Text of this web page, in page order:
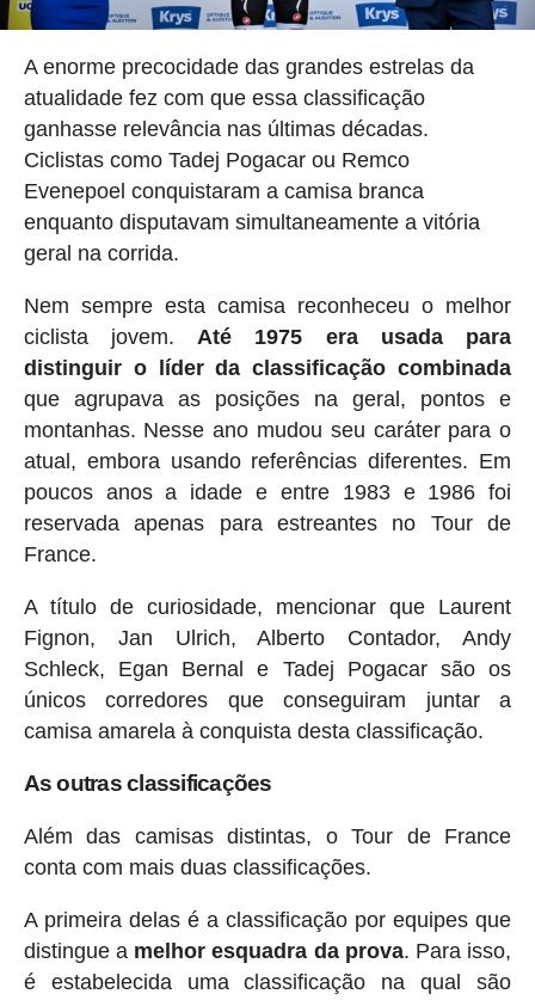
A enorme precocidade das grandes estrelas da
atualidade fez com que essa classificação
ganhasse relevância nas últimas décadas.
Ciclistas como Tadej Pogacar ou Remco
Evenepoel conquistaram a camisa branca
enquanto disputavam simultaneamente a vitória
geral na corrida.
Nem sempre esta camisa reconheceu o melhor
ciclista jovem.Até 1975 era usada para
distinguir o líder da classificação combinada
que agrupava as posições na geral, pontos e
montanhas. Nesse ano mudou seu caráter para o
atual, embora usando referências diferentes. Em
poucos anos a idade e entre 1983 e 1986 foi
reservada apenas para estreantes no Tour de
France.
A título de curiosidade, mencionar que Laurent
Fignon, Jan Ulrich, Alberto Contador, Andy
Schleck, Egan Bernal e Tadej Pogacar são os
únicos corredores que conseguiram juntar a
camisa amarela à conquista desta classificação.
As outras classificações
Além das camisas distintas, o Tour de France
conta com mais duas classificações.
A primeira delas é a classificação por equipes que
distingue a melhor esquadra da prova. Para isso,
é estabelecida uma classificação na qual são